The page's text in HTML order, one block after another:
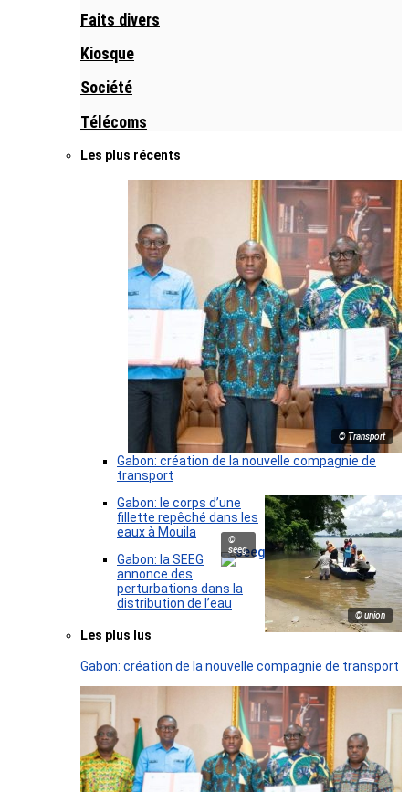
Faits divers
Kiosque
Société
Télécoms
Les plus récents
© Transport
Gabon: création de la nouvelle compagnie de
transport
© union
Gabon: le corps d’une
fillette repêché dans les
eaux à Mouila
©
seeg
Gabon: la SEEG
annonce des
perturbations dans la
distribution de l’eau
Les plus lus
Gabon: création de la nouvelle compagnie de transport